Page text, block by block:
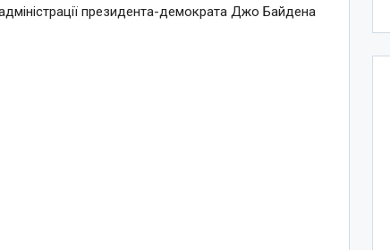
президента-демократа Джо Байдена